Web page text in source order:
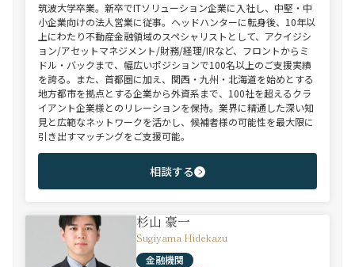
筑波大学卒業。新卒でITソリューション企業に入社し、中堅・中
小企業向けの法人営業に従事。ヘッドハンターに転身後、10年以
上にわたり不動産金融領域のスペシャリストとして、アクイジシ
ョン/アセットマネジメント/財務/経理/IRなど、フロントからミ
ドル・バックまで、幅広いポジションで100名以上のご支援実績
を誇る。また、首都圏に加え、関西・九州・北海道を始めとする
地方都市を拠点とする企業から外資系まで、100社を超えるクラ
イアント企業様とのリレーションを保持。業界に精通した深い知
見と広範なネットワークを活かし、候補者様の可能性を最大限に
引き出すマッチングをご支援可能。
相談する
杉山 豪一
Sugiyama Hidekazu
金融機関